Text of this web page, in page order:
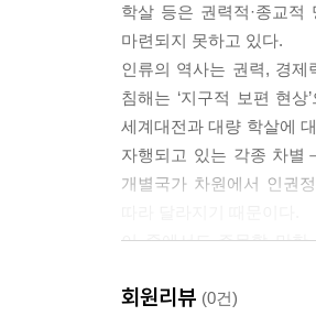
2. 옹호연합의 주요 행위
3. 옹호연합의 상호작용:
4. 외부적 사건의 발생과
Ⅳ. 고용허가제 도입 이후 갈등의
1. 외국인노동자의 노동권
2. 외국인노동자 문제에
Ⅴ. 나가며 ·
제7장 결혼이주여성의 인권운동
1. 결혼이주여성의 등장 /
학살 등은 권력적·종교
마련되지 못하고 있다.
인류의 역사는 권력, 경
침해는 ‘지구적 보편 현
세계대전과 대량 학살에
자행되고 있는 각종 차별
개별국가 차원에서 인권
이 중에서도 주목할 만한
소수자가 개별적으로 자
회원리뷰 (0건)